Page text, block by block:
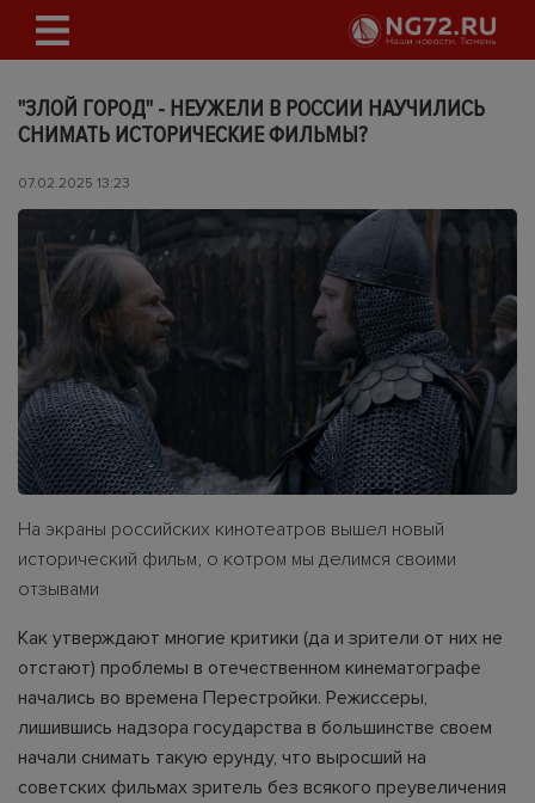
"ЗЛОЙ ГОРОД" - НЕУЖЕЛИ В РОССИИ НАУЧИЛИСЬ
СНИМАТЬ ИСТОРИЧЕСКИЕ ФИЛЬМЫ?
07.02.2025 13:23
На экраны российских кинотеатров вышел новый
исторический фильм, о котром мы делимся своими
отзывами
Как утверждают многие критики (да и зрители от них не
отстают) проблемы в отечественном кинематографе
начались во времена Перестройки. Режиссеры,
лишившись надзора государства в большинстве своем
начали снимать такую ерунду, что выросший на
советских фильмах зритель без всякого преувеличения